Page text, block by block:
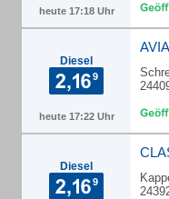
heute 17:18 Uhr
Diesel
heute 17:22 Uhr
AVIA
Diesel